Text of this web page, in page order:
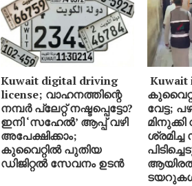
Kuwait digital driving
license; വാഹനത്തിന്റെ
നമ്പര്‍ പ്ലേറ്റ് നഷ്ടപ്പെട്ടോ?
ഇനി ‘സഹേൽ’ ആപ്പ് വഴി
അപേക്ഷിക്കാം;
കുവൈറ്റിൽ പുതിയ
ഡിജിറ്റൽ സേവനം ഉടൻ
Kuwait
വേട്ട;